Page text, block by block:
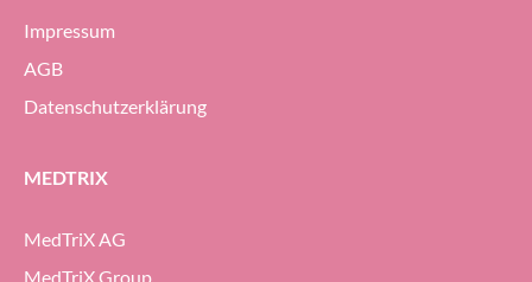
Impressum
AGB
Datenschutzerklärung
MEDTRIX
MedTriX AG
MedTriX Group